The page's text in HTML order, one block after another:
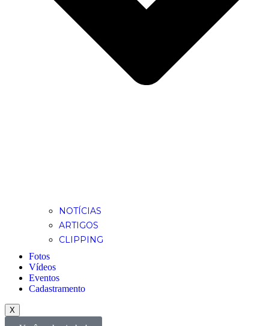
NOTÍCIAS
ARTIGOS
CLIPPING
Fotos
Vídeos
Eventos
Cadastramento
X